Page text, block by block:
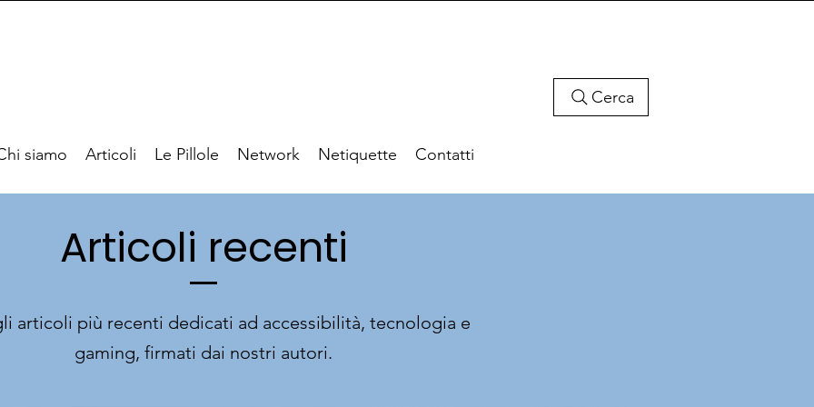
siamo Articoli Le Pillole Network Netiquette Contatti
Cerca
Articoli recenti
articoli più recenti dedicati ad accessibilità, tecnologia e
gaming, firmati dai nostri autori.